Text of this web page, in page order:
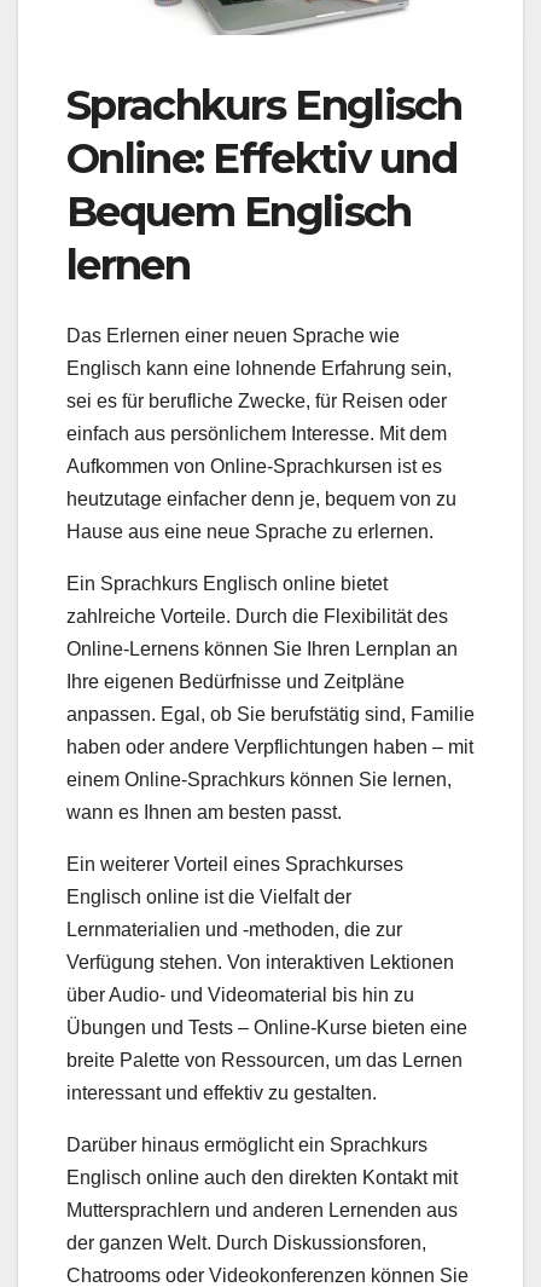
Sprachkurs Englisch
Online: Effektiv und
Bequem Englisch
lernen
Das Erlernen einer neuen Sprache wie
Englisch kann eine lohnende Erfahrung sein,
sei es für berufliche Zwecke, für Reisen oder
einfach aus persönlichem Interesse. Mit dem
Aufkommen von Online-Sprachkursen ist es
heutzutage einfacher denn je, bequem von zu
Hause aus eine neue Sprache zu erlernen.
Ein Sprachkurs Englisch online bietet
zahlreiche Vorteile. Durch die Flexibilität des
Online-Lernens können Sie Ihren Lernplan an
Ihre eigenen Bedürfnisse und Zeitpläne
anpassen. Egal, ob Sie berufstätig sind, Familie
haben oder andere Verpflichtungen haben – mit
einem Online-Sprachkurs können Sie lernen,
wann es Ihnen am besten passt.
Ein weiterer Vorteil eines Sprachkurses
Englisch online ist die Vielfalt der
Lernmaterialien und -methoden, die zur
Verfügung stehen. Von interaktiven Lektionen
über Audio- und Videomaterial bis hin zu
Übungen und Tests – Online-Kurse bieten eine
breite Palette von Ressourcen, um das Lernen
interessant und effektiv zu gestalten.
Darüber hinaus ermöglicht ein Sprachkurs
Englisch online auch den direkten Kontakt mit
Muttersprachlern und anderen Lernenden aus
der ganzen Welt. Durch Diskussionsforen,
Chatrooms oder Videokonferenzen können Sie